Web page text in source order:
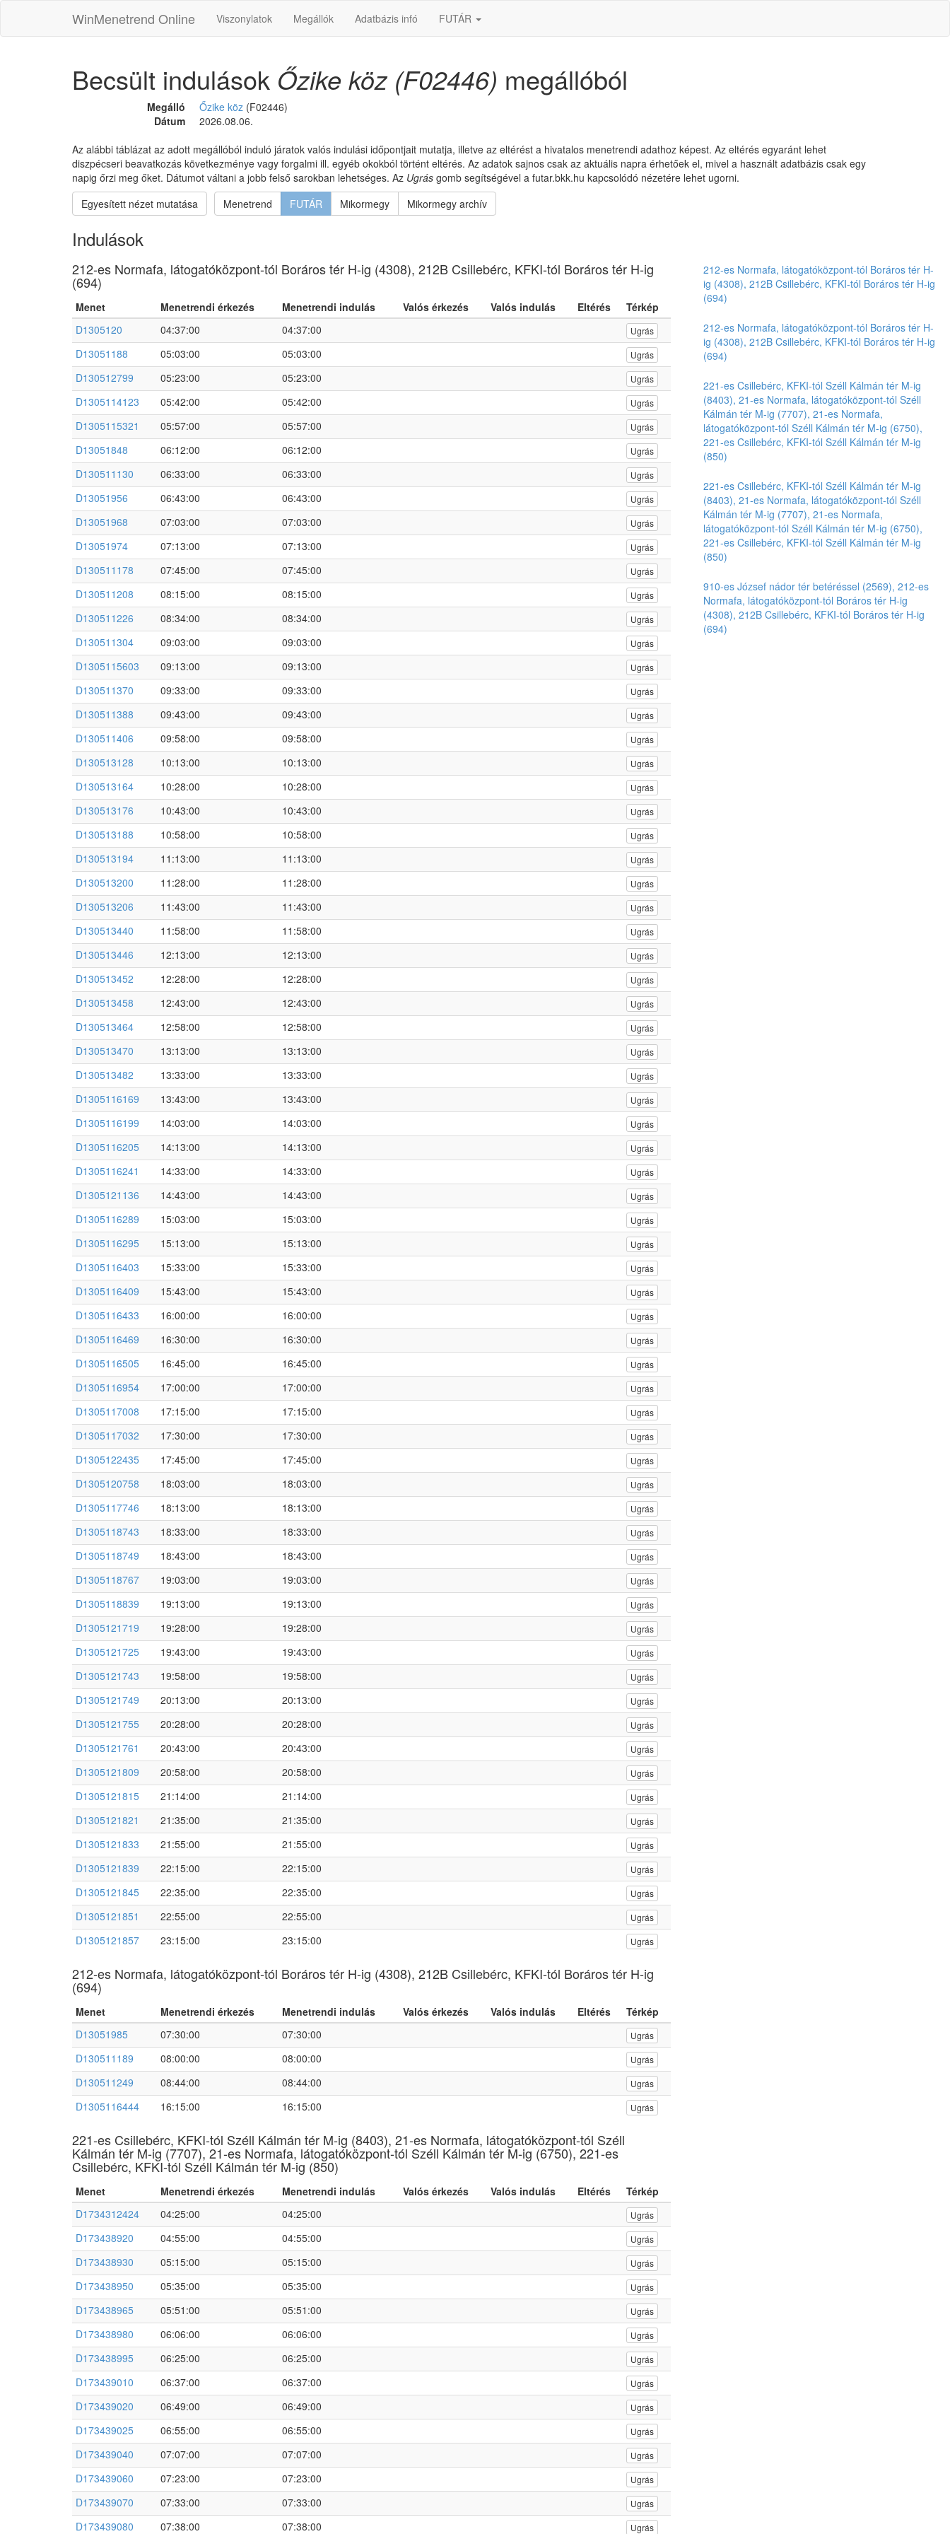
WinMenetrend Online Viszonylatok Megállók Adatbázis infó FUTÁR
Becsült indulások Őzike köz (F02446) megállóból
Megálló Őzike köz (F02446)
Dátum
2026.08.06.
Az alábbi táblázat az adott megállóból induló járatok valós indulási időpontjait mutatja, illetve az eltérést a hivatalos menetrendi adathoz képest. Az eltérés egyaránt lehet
diszpécseri beavatkozás következménye vagy forgalmi ill. egyéb okokból történt eltérés. Az adatok sajnos csak az aktuális napra érhetőek el, mivel a használt adatbázis csak egy
napig őrzi meg őket. Dátumot váltani a jobb felső sarokban lehetséges. Az Ugrás gomb segítségével a futar.bkk.hu kapcsolódó nézetére lehet ugorni.
Egyesített nézet mutatása
Menetrend FUTÁR Mikormegy Mikormegy archív
Indulások
212-es Normafa, látogatóközpont-tól Boráros tér H-ig (4308), 212B Csillebérc, KFKI-tól Boráros tér H-ig
(694)
Menet Menetrendi érkezés Menetrendi indulás Valós érkezés Valós indulás Eltérés
Térkép
D1305120
04:37:00 04:37:00 Ugrás
D13051188 05:03:00 05:03:00 Ugrás
D130512799 05:23:00 05:23:00 Ugrás
D1305114123 05:42:00 05:42:00 Ugrás
D1305115321 05:57:00 05:57:00 Ugrás
D13051848 06:12:00 06:12:00 Ugrás
D130511130 06:33:00 06:33:00 Ugrás
D13051956 06:43:00 06:43:00 Ugrás
D13051968 07:03:00 07:03:00 Ugrás
D13051974 07:13:00 07:13:00 Ugrás
D130511178 07:45:00 07:45:00 Ugrás
D130511208 08:15:00 08:15:00 Ugrás
D130511226 08:34:00 08:34:00 Ugrás
D130511304 09:03:00 09:03:00 Ugrás
D1305115603 09:13:00 09:13:00 Ugrás
D130511370 09:33:00 09:33:00 Ugrás
D130511388 09:43:00 09:43:00 Ugrás
D130511406 09:58:00 09:58:00 Ugrás
D130513128 10:13:00 10:13:00 Ugrás
D130513164 10:28:00 10:28:00 Ugrás
D130513176 10:43:00 10:43:00 Ugrás
D130513188 10:58:00 10:58:00 Ugrás
D130513194 11:13:00 11:13:00 Ugrás
D130513200 11:28:00 11:28:00 Ugrás
D130513206 11:43:00 11:43:00 Ugrás
D130513440 11:58:00 11:58:00 Ugrás
D130513446 12:13:00 12:13:00 Ugrás
D130513452 12:28:00 12:28:00 Ugrás
D130513458 12:43:00 12:43:00 Ugrás
D130513464 12:58:00 12:58:00 Ugrás
D130513470 13:13:00 13:13:00 Ugrás
D130513482 13:33:00 13:33:00 Ugrás
D1305116169 13:43:00 13:43:00 Ugrás
D1305116199 14:03:00 14:03:00 Ugrás
D1305116205 14:13:00 14:13:00 Ugrás
D1305116241 14:33:00 14:33:00 Ugrás
D1305121136 14:43:00 14:43:00 Ugrás
D1305116289 15:03:00 15:03:00 Ugrás
D1305116295 15:13:00 15:13:00 Ugrás
D1305116403 15:33:00 15:33:00 Ugrás
D1305116409 15:43:00 15:43:00 Ugrás
D1305116433 16:00:00 16:00:00 Ugrás
D1305116469 16:30:00 16:30:00 Ugrás
D1305116505 16:45:00 16:45:00 Ugrás
D1305116954 17:00:00 17:00:00 Ugrás
D1305117008 17:15:00 17:15:00 Ugrás
D1305117032 17:30:00 17:30:00 Ugrás
D1305122435 17:45:00 17:45:00 Ugrás
D1305120758 18:03:00 18:03:00 Ugrás
D1305117746 18:13:00 18:13:00 Ugrás
D1305118743 18:33:00 18:33:00 Ugrás
D1305118749 18:43:00 18:43:00 Ugrás
D1305118767 19:03:00 19:03:00 Ugrás
D1305118839 19:13:00 19:13:00 Ugrás
D1305121719 19:28:00 19:28:00 Ugrás
D1305121725 19:43:00 19:43:00 Ugrás
D1305121743 19:58:00 19:58:00 Ugrás
D1305121749 20:13:00 20:13:00 Ugrás
D1305121755 20:28:00 20:28:00 Ugrás
D1305121761 20:43:00 20:43:00 Ugrás
D1305121809 20:58:00 20:58:00 Ugrás
D1305121815 21:14:00 21:14:00 Ugrás
D1305121821 21:35:00 21:35:00 Ugrás
D1305121833 21:55:00 21:55:00 Ugrás
D1305121839 22:15:00 22:15:00 Ugrás
D1305121845 22:35:00 22:35:00 Ugrás
D1305121851 22:55:00 22:55:00 Ugrás
D1305121857 23:15:00 23:15:00 Ugrás
212-es Normafa, látogatóközpont-tól Boráros tér H-ig (4308), 212B Csillebérc, KFKI-tól Boráros tér H-ig
(694)
Menet Menetrendi érkezés Menetrendi indulás Valós érkezés Valós indulás Eltérés
Térkép
D13051985
07:30:00 07:30:00 Ugrás
D130511189 08:00:00 08:00:00 Ugrás
D130511249 08:44:00 08:44:00 Ugrás
D1305116444 16:15:00 16:15:00 Ugrás
221-es Csillebérc, KFKI-tól Széll Kálmán tér M-ig (8403), 21-es Normafa, látogatóközpont-tól Széll
Kálmán tér M-ig (7707), 21-es Normafa, látogatóközpont-tól Széll Kálmán tér M-ig (6750), 221-es
Csillebérc, KFKI-tól Széll Kálmán tér M-ig (850)
Menet Menetrendi érkezés Menetrendi indulás Valós érkezés Valós indulás Eltérés
Térkép
D1734312424
04:25:00 04:25:00 Ugrás
D173438920 04:55:00 04:55:00 Ugrás
D173438930 05:15:00 05:15:00 Ugrás
D173438950 05:35:00 05:35:00 Ugrás
D173438965 05:51:00 05:51:00 Ugrás
D173438980 06:06:00 06:06:00 Ugrás
D173438995 06:25:00 06:25:00 Ugrás
D173439010 06:37:00 06:37:00 Ugrás
D173439020 06:49:00 06:49:00 Ugrás
D173439025 06:55:00 06:55:00 Ugrás
D173439040 07:07:00 07:07:00 Ugrás
D173439060 07:23:00 07:23:00 Ugrás
D173439070 07:33:00 07:33:00 Ugrás
D173439080 07:38:00 07:38:00 Ugrás
212-es Normafa, látogatóközpont-tól Boráros tér H-
ig (4308), 212B Csillebérc, KFKI-tól Boráros tér H-ig
(694)
212-es Normafa, látogatóközpont-tól Boráros tér H-
ig (4308), 212B Csillebérc, KFKI-tól Boráros tér H-ig
(694)
221-es Csillebérc, KFKI-tól Széll Kálmán tér M-ig
(8403), 21-es Normafa, látogatóközpont-tól Széll
Kálmán tér M-ig (7707), 21-es Normafa,
látogatóközpont-tól Széll Kálmán tér M-ig (6750),
221-es Csillebérc, KFKI-tól Széll Kálmán tér M-ig
(850)
221-es Csillebérc, KFKI-tól Széll Kálmán tér M-ig
(8403), 21-es Normafa, látogatóközpont-tól Széll
Kálmán tér M-ig (7707), 21-es Normafa,
látogatóközpont-tól Széll Kálmán tér M-ig (6750),
221-es Csillebérc, KFKI-tól Széll Kálmán tér M-ig
(850)
910-es József nádor tér betéréssel (2569), 212-es
Normafa, látogatóközpont-tól Boráros tér H-ig
(4308), 212B Csillebérc, KFKI-tól Boráros tér H-ig
(694)